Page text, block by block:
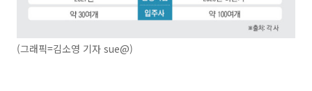
(그래픽=김소영 기자 sue@)